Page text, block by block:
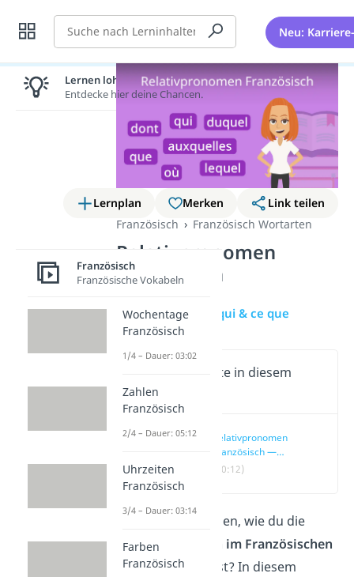
Suche Neu:
Lernplan Merken
Link teilen
Französisch
Französisch Wortarten
Relativpronomen
Französisch
Übersicht ce qui & ce que
Wichtige Inhalte in diesem
Video
Relativpronomen
Französisch —
einfach erklärt
(00:12)
Du möchtest wissen, wie du die
Relativpronomen im Französischen
richtig verwendest? In diesem
Lernen lohnt sich!
Entdecke hier deine Chancen.
Französisch
Französische Vokabeln
Wochentage
Französisch
1/4 – Dauer: 03:02
Zahlen
Französisch
2/4 – Dauer: 05:12
Uhrzeiten
Französisch
3/4 – Dauer: 03:14
Farben
Französisch